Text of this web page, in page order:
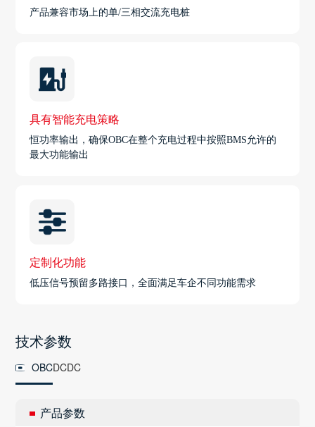
产品兼容市场上的单/三相交流充电桩
具有智能充电策略
恒功率输出，确保OBC在整个充电过程中按照BMS允许的
最大功能输出
定制化功能
低压信号预留多路接口，全面满足车企不同功能需求
技术参数
OBCDCDC
产品参数